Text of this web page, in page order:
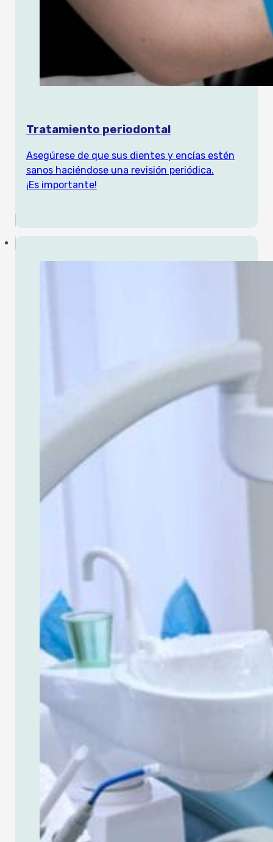
Tratamiento periodontal
Asegúrese de que sus dientes y encías estén
sanos haciéndose una revisión periódica.
¡Es importante!